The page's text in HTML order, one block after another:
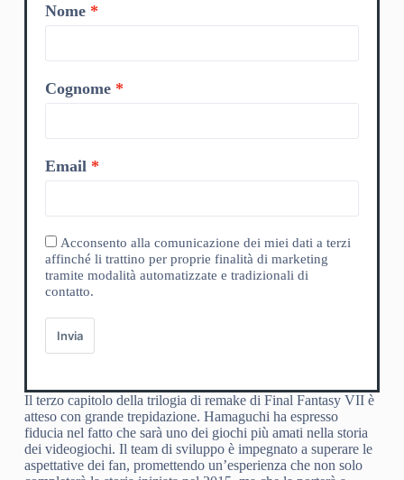
Nome
Cognome
Email
Acconsento alla comunicazione dei miei dati a terzi
affinché li trattino per proprie finalità di marketing
tramite modalità automatizzate e tradizionali di
contatto.
Invia
Il terzo capitolo della trilogia di remake di Final Fantasy VII è
atteso con grande trepidazione. Hamaguchi ha espresso
fiducia nel fatto che sarà uno dei giochi più amati nella storia
dei videogiochi. Il team di sviluppo è impegnato a superare le
aspettative dei fan, promettendo un’esperienza che non solo